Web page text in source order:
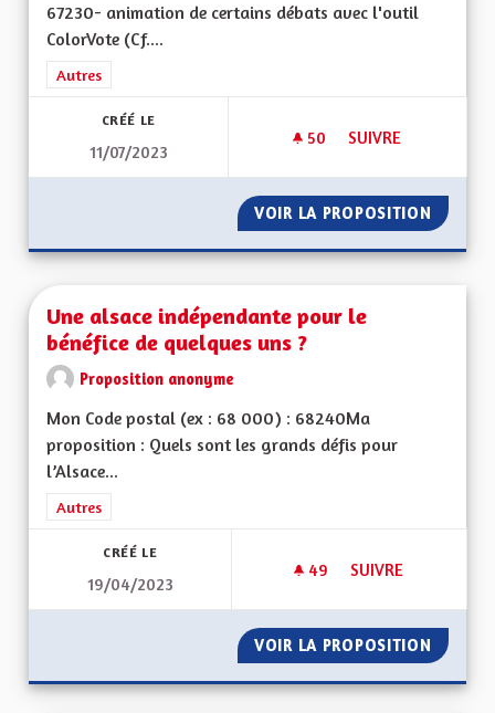
67230- animation de certains débats avec l'outil
ColorVote (Cf....
Filtrer les résultats de la catégorie : Autres
Autres
CRÉÉ LE
11/07/2023
50 50 ABONNÉS
SUIVRE
VOIR LA PROPOSITION UNE
Une alsace indépendante pour le
bénéfice de quelques uns ?
Proposition anonyme
Mon Code postal (ex : 68 000) : 68240Ma
proposition : Quels sont les grands défis pour
l’Alsace...
Filtrer les résultats de la catégorie : Autres
Autres
CRÉÉ LE
19/04/2023
49 49 ABONNÉS
SUIVRE
VOIR LA PROPOSITION UNE